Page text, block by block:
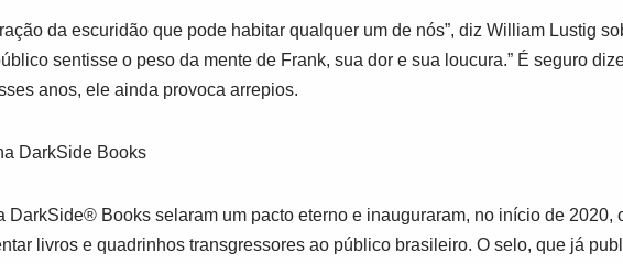
da escuridão que pode habitar qualquer um de nós”, diz William Lustig
sentisse o peso da mente de Frank, sua dor e sua loucura.” É seguro
anos, ele ainda provoca arrepios.
DarkSide Books
DarkSide® Booksselaram um pacto eterno e inauguraram, no início de 2020,
livros e quadrinhos transgressores ao público brasileiro. O selo, que já